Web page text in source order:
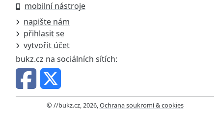
mobilní nástroje
napište nám
přihlasit se
vytvořit účet
bukz.cz na sociálních sítích:
© //bukz.cz, 2026,Ochrana soukromí & cookies